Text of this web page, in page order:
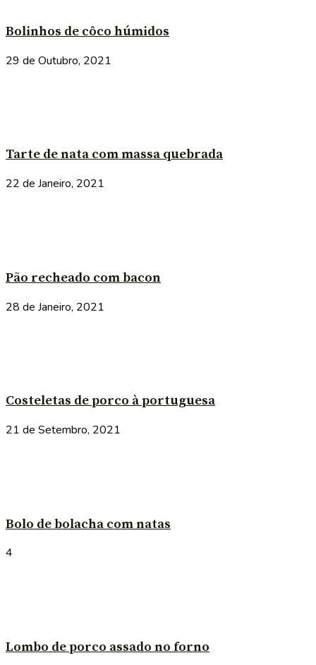
Bolinhos de côco húmidos
29 de Outubro, 2021
Tarte de nata com massa quebrada
22 de Janeiro, 2021
Pão recheado com bacon
28 de Janeiro, 2021
Costeletas de porco à portuguesa
21 de Setembro, 2021
Bolo de bolacha com natas
4
Lombo de porco assado no forno